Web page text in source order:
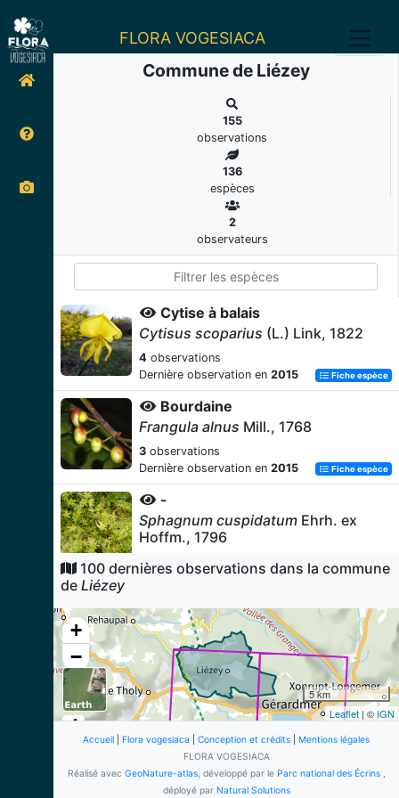
FLORA VOGESIACA
Commune de Liézey
155
observations
136
espèces
2
observateurs
Cytise à balais
Cytisus scoparius (L.) Link, 1822
4 observations
Dernière observation en 2015 Fiche espèce
Bourdaine
Frangula alnus Mill., 1768
3 observations
Dernière observation en 2015 Fiche espèce
-
Sphagnum cuspidatum Ehrh. ex
Hoffm., 1796
2observations
Dernière observation en
2021
-
Sphagnum fallax
(H.Klinggr.)
H.Klinggr., 1880
observations
Dernière observation en 2021 Fiche espèce
-
Sphagnum girgensohniiRussow,
observations
100 dernières observations dans la commune
de Liézey
+
−
5 km
Leaflet | © IGN
Accueil Flora vogesiaca Conception et crédits
Mentions légales
FLORA VOGESIACA
Réalisé avec GeoNature-atlas, développé par le Parc national des Écrins,
déployé par Natural Solutions